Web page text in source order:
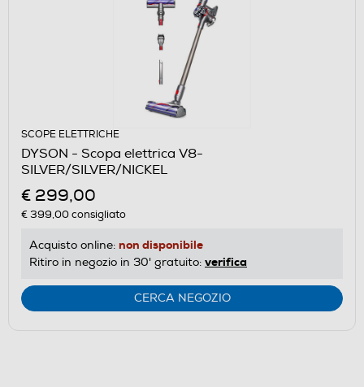
SCOPE ELETTRICHE
DYSON - Scopa elettrica V8-
SILVER/SILVER/NICKEL
€ 299,00
€ 399,00consigliato
Acquisto online: non disponibile
Ritiro in negozio in 30' gratuito: verifica
CERCA NEGOZIO